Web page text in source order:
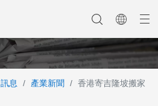
訊息 / 產業新聞 / 香港寄吉隆坡搬家